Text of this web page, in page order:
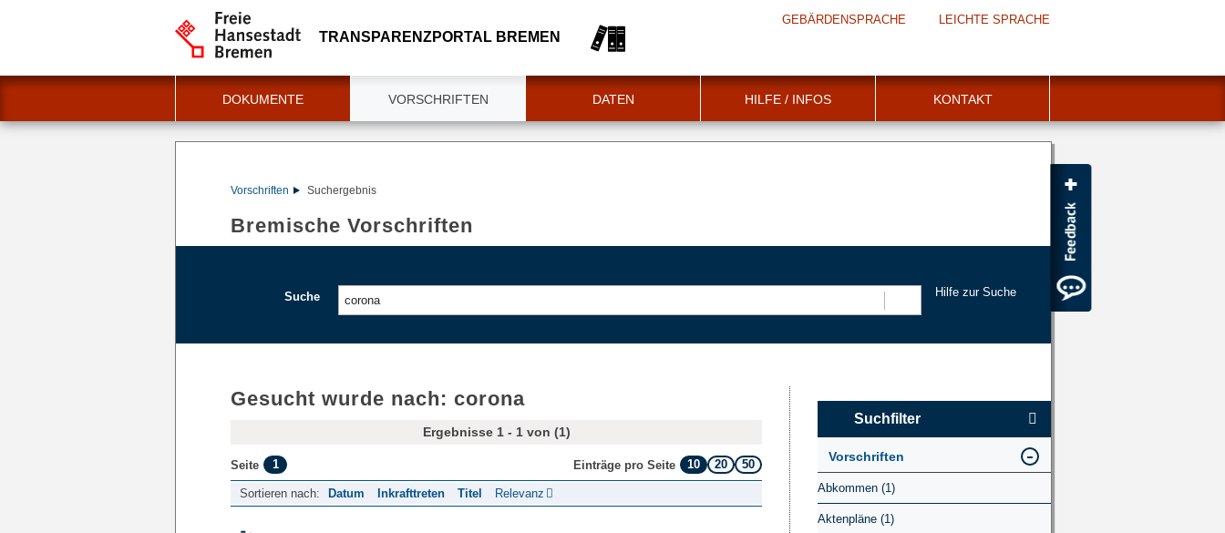
TRANSPARENZPORTAL BREMEN
GEBÄRDENSPRACHE LEICHTE SPRACHE
DOKUMENTE VORSCHRIFTEN DATEN HILFE / INFOS KONTAKT
Vorschriften Suchergebnis
Bremische Vorschriften
Suche
Hilfe zur Suche
Gesucht wurde nach: corona
Ergebnisse 1 - 1 von (1)
Seite 1 Einträge pro Seite 10 20 50
Sortieren nach: Datum Inkrafttreten Titel Relevanz
Suchfilter
Vorschriften
Abkommen (1)
Aktenpläne (1)